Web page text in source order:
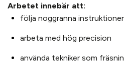
Arbetet innebär att:
följa noggranna instruktioner
arbeta med hög precision
använda tekniker som